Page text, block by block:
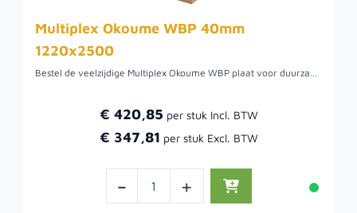
Multiplex Okoume WBP 40mm
1220x2500
Bestel de veelzijdige Multiplex Okoume WBP plaat voor duurzaamheid en bewerkingsgemak, perfect voor binnen- en buitentoepassingen. Dit hout uit Gabon heeft fijne nerven, laag gewicht, en een warme, zachtroze fineer. Het is geschikt voor gevelbekleding, kozijnen, en meer, en gaat minstens 10 jaar mee bij juiste verwerking en afwerking.
€ 420,85
€ 347,81
- +